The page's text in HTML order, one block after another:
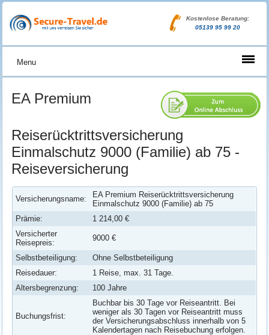
Kostenlose Beratung:
05139 95 99 20
Menu
EA Premium
Reiserücktrittsversicherung
Einmalschutz 9000 (Familie) ab 75 -
Reiseversicherung
Versicherungsname:
EA Premium Reiserücktrittsversicherung
Einmalschutz 9000 (Familie) ab 75
Prämie:
1 214,00 €
Versicherter
Reisepreis:
9000 €
Selbstbeteiligung:
Ohne Selbstbeteiligung
Reisedauer:
1 Reise, max. 31 Tage.
Altersbegrenzung:
100 Jahre
Buchungsfrist:
Buchbar bis 30 Tage vor Reiseantritt. Bei
weniger als 30 Tagen vor Reiseantritt muss
der Versicherungsabschluss innerhalb von 5
Kalendertagen nach Reisebuchung erfolgen.